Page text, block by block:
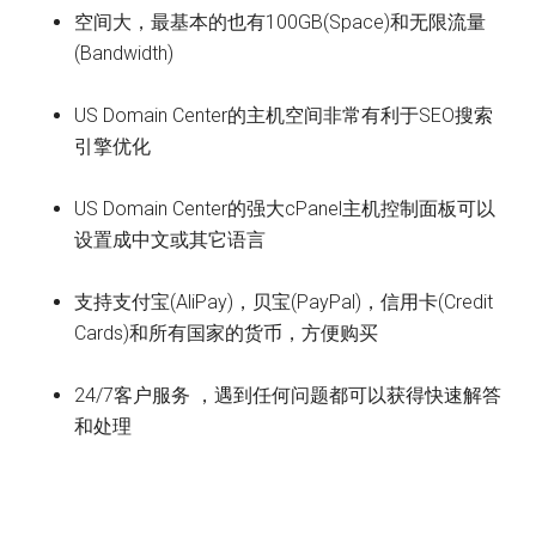
空间大，最基本的也有100GB(Space)和无限流量
(Bandwidth)
US Domain Center的主机空间非常有利于SEO搜索
引擎优化
US Domain Center的强大cPanel主机控制面板可以
设置成中文或其它语言
支持支付宝(AliPay)，贝宝(PayPal)，信用卡(Credit
Cards)和所有国家的货币，方便购买
24/7客户服务 ，遇到任何问题都可以获得快速解答
和处理